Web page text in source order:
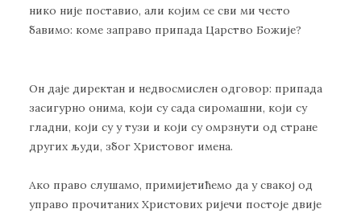
нико није поставио, али којим се сви ми често
бавимо: коме заправо припада Царство Божије?
Он даје директан и недвосмислен одговор: припада
засигурно онима, који су сада сиромашни, који су
гладни, који су у тузи и који су омрзнути од стране
других људи, због Христовог имена.
Ако право слушамо, примијетићемо да у свакој од
управо прочитаних Христових ријечи постоје двије